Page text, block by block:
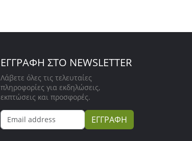
ΕΓΓΡΑΦΗ ΣΤΟ NEWSLETTER
Λάβετε όλες τις τελευταίες
πληροφορίες για εκδηλώσεις,
εκπτώσεις και προσφορές.
ΕΓΓΡΑΦΗ